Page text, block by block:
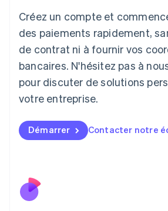
Créez un compte et
des paiements rapidement,
de contrat ni à fournir vos
bancaires. N'hésitez pas à
pour discuter de solutions
votre entreprise.
Démarrer Contacter notre
Japon
日本語
Lettonie
English
Liechtenstein
DeutschEnglish
English
FrançaisDeutschEnglish
Malaisie
Mexique
Español